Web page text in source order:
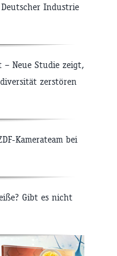
Industrie
Neue Studie zeigt,
zerstören
Kamerateam bei
Gibt es nicht